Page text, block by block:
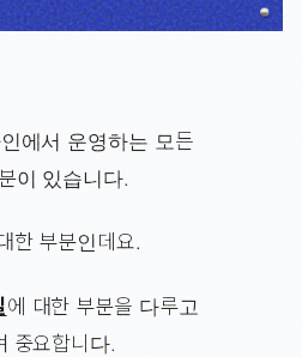
에서 운영하는 모든
이 있습니다.
한 부분인데요.
에 대한 부분을 다루고
중요합니다.